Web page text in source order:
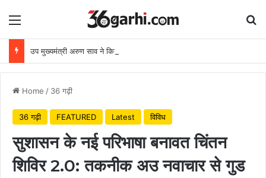
Menu
Home / 36 गढ़ी
36 गढ़ी FEATURED Latest विविध
सुशासन के नई परिभाषा बनावत चिंतन
शिविर 2.0: तकनीक अउ नवाचार से गुड